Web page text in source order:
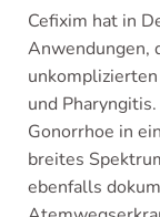
Cefixim hat in
Anwendungen,
und
Gonorrhoe in
breites
ebenfalls